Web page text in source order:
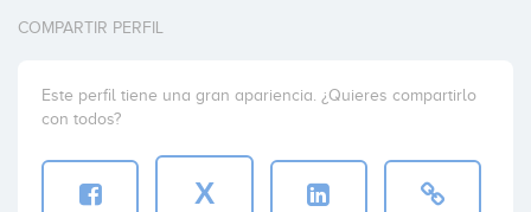
COMPARTIR PERFIL
Este perfil tiene una gran apariencia. ¿Quieres compartirlo
con todos?
X